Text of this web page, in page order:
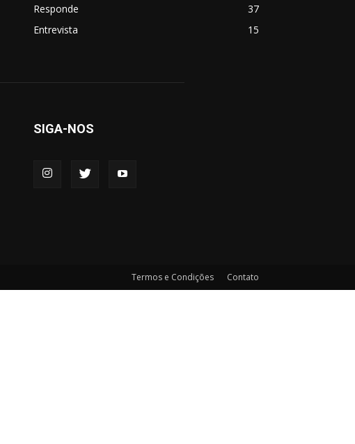
Responde
37
Entrevista
15
SIGA-NOS
Termos e Condições Contato